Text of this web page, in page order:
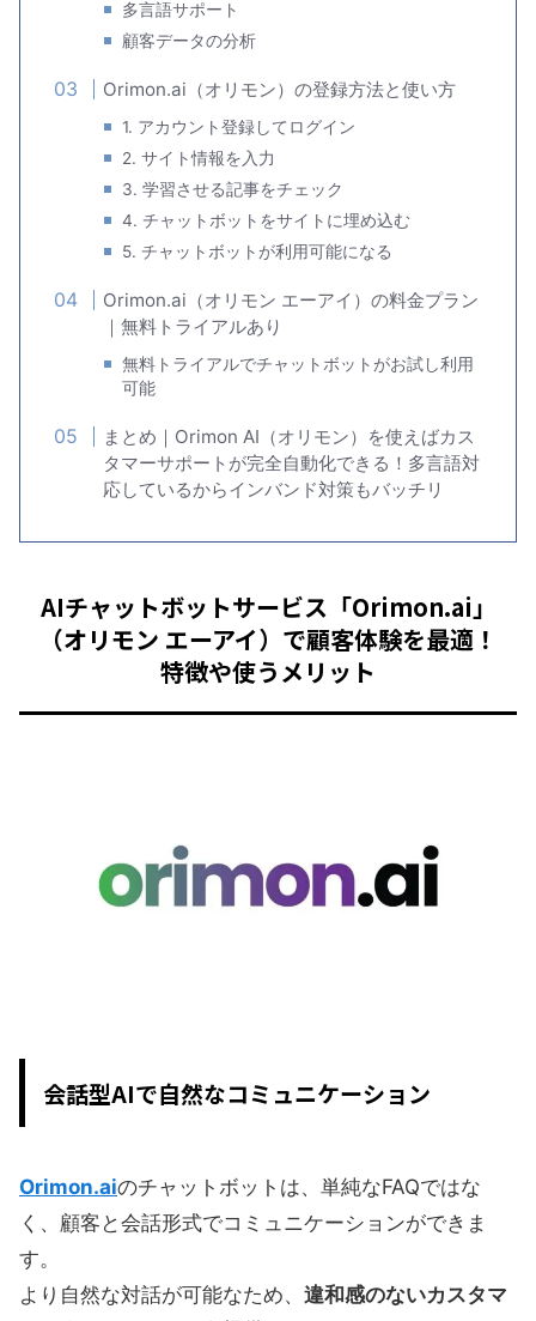
多言語サポート
顧客データの分析
Orimon.ai（オリモン）の登録方法と使い方
1. アカウント登録してログイン
2. サイト情報を入力
3. 学習させる記事をチェック
4. チャットボットをサイトに埋め込む
5. チャットボットが利用可能になる
Orimon.ai（オリモン エーアイ）の料金プラン
｜無料トライアルあり
無料トライアルでチャットボットがお試し利用
可能
まとめ｜Orimon AI（オリモン）を使えばカス
タマーサポートが完全自動化できる！多言語対
応しているからインバンド対策もバッチリ
AIチャットボットサービス「Orimon.ai」
（オリモン エーアイ）で顧客体験を最適！
特徴や使うメリット
会話型AIで自然なコミュニケーション
Orimon.aiのチャットボットは、単純なFAQではな
く、顧客と会話形式でコミュニケーションができま
す。
より自然な対話が可能なため、 違和感のないカスタマ